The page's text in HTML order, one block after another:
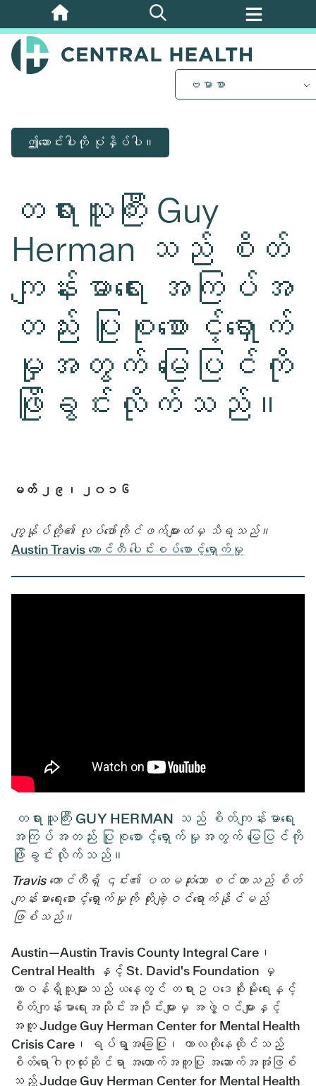
အဓိက
အကြောင်းအရာ
သို့
ဗမာစာ
ဤဆောင်းပါးကို ပုံနှိပ်ပါ။
တရားသူကြီး Guy
Herman သည် စိတ်
ကျန်းမာရေး အကြပ်အ
တည်း ပြုစုစောင့်ရှောက်
မှုအတွက် မြေပြင်ကို
ဖြိုခွင်းလိုက်သည်။
မတ် ၂၉၊ ၂၀၁၆
ကျွန်ုပ်တို့၏ လုပ်ဖော်ကိုင်ဖက်များထံမှ သိရသည်။
Austin Travis ကောင်တီ ပေါင်းစပ်စောင့်ရှောက်မှု
တရားသူကြီး GUY HERMAN သည် စိတ်ကျန်းမာရေး
အကြပ်အတည်း ပြုစုစောင့်ရှောက်မှုအတွက် မြေပြင်ကို
ဖြိုခွင်းလိုက်သည်။
Travis ကောင်တီရှိ ၎င်း၏ ပထမဆုံးသော စင်တာသည် စိတ်
ကျန်းမာရေးစောင့်ရှောက်မှုကို တိုးချဲ့ဝင်ရောက်နိုင်မည်
ဖြစ်သည်။
Austin—Austin Travis County Integral Care၊
Central Health နှင့် St. David's Foundation မှ
တာဝန်ရှိသူများသည် ယနေ့တွင် တရားဥပဒေစိုးမိုးရေးနှင့်
စိတ်ကျန်းမာရေးအသိုင်းအဝိုင်းများမှ အဖွဲ့ဝင်များနှင့်
အတူ Judge Guy Herman Center for Mental Health
Crisis Care၊ ရပ်ရွာအခြေပြု၊ ကာလတိုနေထိုင်သည့်
စိတ်ရောဂါကုထုံးဆိုင်ရာ အထောက်အကူပြု အဆောက်အအုံဖြစ်
သည့် Judge Guy Herman Center for Mental Health